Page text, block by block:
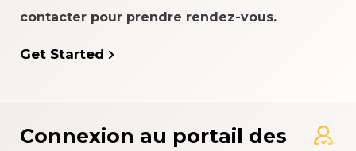
contacter pour prendre rendez-vous.
Get Started
Connexion au portail des